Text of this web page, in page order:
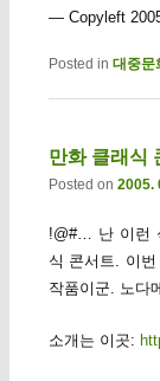
— Copyleft
Posted in 대중문
만화 클래식
Posted on 2005.
!@#… 난 이런
식 콘서트. 이
작품이군. 노다
소개는 이곳: